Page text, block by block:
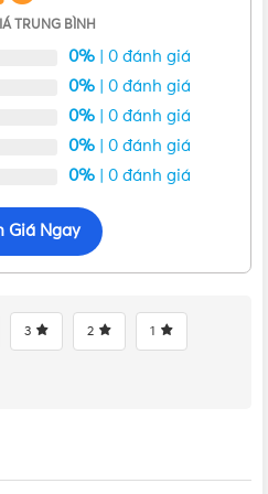
TRUNG BÌNH
0% | 0 đánh giá
0% | 0 đánh giá
0% | 0 đánh giá
0% | 0 đánh giá
0% | 0 đánh giá
Giá Ngay
3 2 1